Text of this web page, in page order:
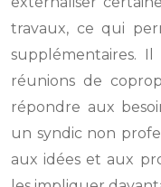
travaux, ce qui
supplémentaires.
réunions de
répondre aux
un syndic non
aux idées et aux